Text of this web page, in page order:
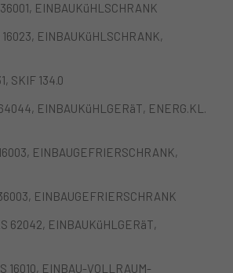
EINBAUKüHLSCHRANK
EINBAUKüHLSCHRANK,
SKIF 134.0
EINBAUKüHLGERäT, ENERG.KL.
EINBAUGEFRIERSCHRANK,
EINBAUGEFRIERSCHRANK
62042, EINBAUKüHLGERäT,
16010, EINBAU-VOLLRAUM-